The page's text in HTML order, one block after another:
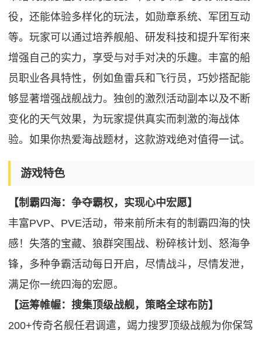
役，还能体验多样化的玩法，如勋章系统、军团互动
等。玩家可以通过培养舰船、研发科技和提升军衔来
增强自己的实力，享受与对手对决的乐趣。丰富的船
员职业各具特性，例如鱼雷兵和飞行员，巧妙搭配能
够显著增强战舰战力。独创的激烈活动副本以及不断
变化的天气效果，为玩家提供真实而刺激的海战体
验。如果你热爱海战题材，这款游戏绝对值得一试。
游戏特色
【制霸四海：争夺霸权，实现心中宏愿】
丰富PVP、PVE活动，带来前所未有的制霸四海的快
感！失落的宝藏、狼群突围战、粉碎核计划、怒海争
锋，多种争霸活动每日开启，尽情战斗，尽情发泄，
满足你一统四海的宏愿。
【运筹帷幄：搜集顶级战舰，策略全球布防】
200+传奇名舰任君调遣，竭力搜罗顶级战舰为你保驾